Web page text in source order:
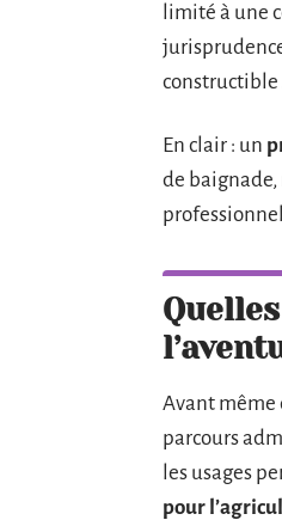
limité à une
constructible
En clair : un
de
Avant même
parcours
les usages
pour